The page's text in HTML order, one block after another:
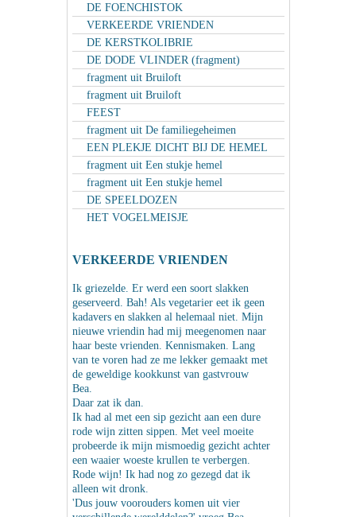
DE FOENCHISTOK
VERKEERDE VRIENDEN
DE KERSTKOLIBRIE
DE DODE VLINDER (fragment)
fragment uit Bruiloft
fragment uit Bruiloft
FEEST
fragment uit De familiegeheimen
EEN PLEKJE DICHT BIJ DE HEMEL
fragment uit Een stukje hemel
fragment uit Een stukje hemel
DE SPEELDOZEN
HET VOGELMEISJE
VERKEERDE VRIENDEN
Ik griezelde. Er werd een soort slakken
geserveerd. Bah! Als vegetarier eet ik geen
kadavers en slakken al helemaal niet. Mijn
nieuwe vriendin had mij meegenomen naar
haar beste vrienden. Kennismaken. Lang
van te voren had ze me lekker gemaakt met
de geweldige kookkunst van gastvrouw
Bea.
Daar zat ik dan.
Ik had al met een sip gezicht aan een dure
rode wijn zitten sippen. Met veel moeite
probeerde ik mijn mismoedig gezicht achter
een waaier woeste krullen te verbergen.
Rode wijn! Ik had nog zo gezegd dat ik
alleen wit dronk.
'Dus jouw voorouders komen uit vier